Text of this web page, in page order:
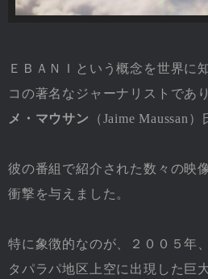
ＥＢＡＮＩという概念を世界に
コの著名なジャーナリストであ
メ・マウサン
（Jaime Maussan）
彼の番組で紹介された数々の映
衝撃を与えました。
特に象徴的なのが、２００５年
タパラパ地区上空に出現した巨